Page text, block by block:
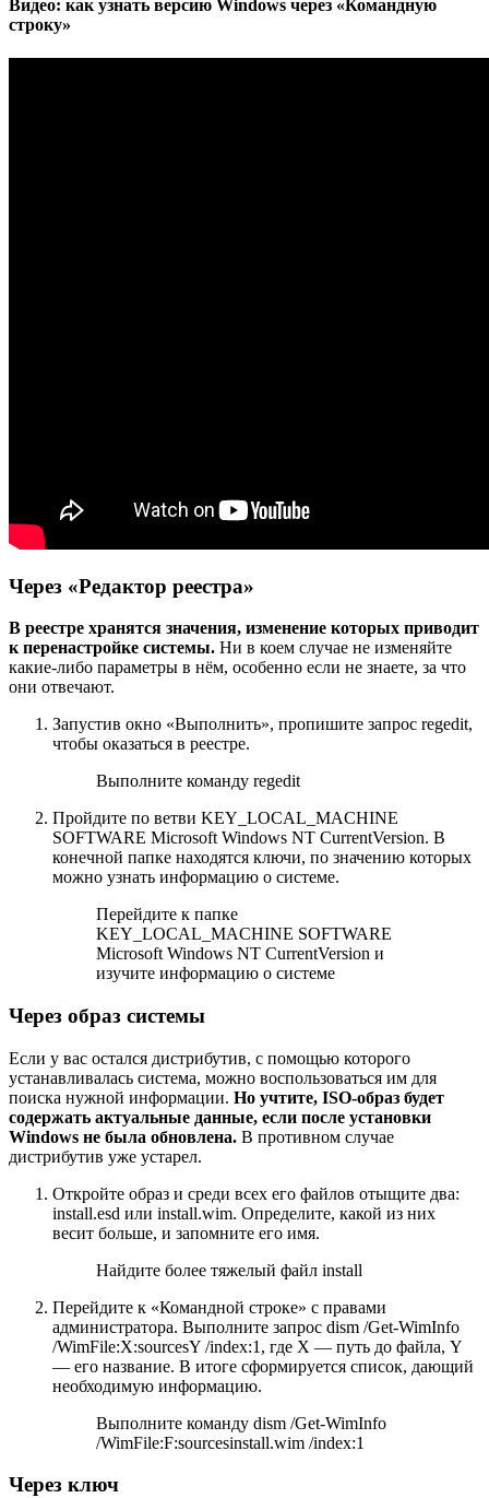
Видео: как узнать версию Windows через «Командную
строку»
Через «Редактор реестра»
В реестре хранятся значения, изменение которых приводит
к перенастройке системы. Ни в коем случае не изменяйте
какие-либо параметры в нём, особенно если не знаете, за что
они отвечают.
Запустив окно «Выполнить», пропишите запрос regedit,
чтобы оказаться в реестре.
Выполните команду regedit
Пройдите по ветви KEY_LOCAL_MACHINE
SOFTWARE Microsoft Windows NT CurrentVersion. В
конечной папке находятся ключи, по значению которых
можно узнать информацию о системе.
Перейдите к папке
KEY_LOCAL_MACHINE SOFTWARE
Microsoft Windows NT CurrentVersion и
изучите информацию о системе
Через образ системы
Если у вас остался дистрибутив, с помощью которого
устанавливалась система, можно воспользоваться им для
поиска нужной информации. Но учтите, ISO-образ будет
содержать актуальные данные, если после установки
Windows не была обновлена. В противном случае
дистрибутив уже устарел.
Откройте образ и среди всех его файлов отыщите два:
install.esd или install.wim. Определите, какой из них
весит больше, и запомните его имя.
Найдите более тяжелый файл install
Перейдите к «Командной строке» с правами
администратора. Выполните запрос dism /Get-WimInfo
/WimFile:X:sourcesY /index:1, где X — путь до файла, Y
— его название. В итоге сформируется список, дающий
необходимую информацию.
Выполните команду dism /Get-WimInfo
/WimFile:F:sourcesinstall.wim /index:1
Через ключ